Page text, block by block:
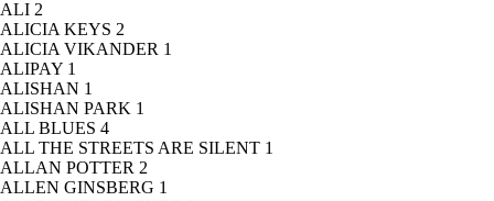
ALI 2
ALICIA KEYS 2
ALICIA VIKANDER 1
ALIPAY 1
ALISHAN 1
ALISHAN PARK 1
ALL BLUES 4
ALL THE STREETS ARE SILENT 1
ALLAN POTTER 2
ALLEN GINSBERG 1